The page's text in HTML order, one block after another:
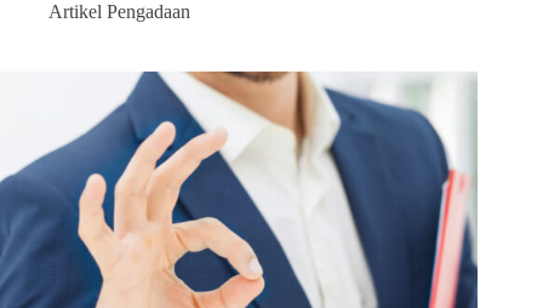
Artikel Pengadaan